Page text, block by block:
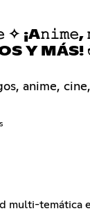
✧ ¡A𝚗𝚒𝚖𝚎,
Y MÁS!
anime,
multi-temática